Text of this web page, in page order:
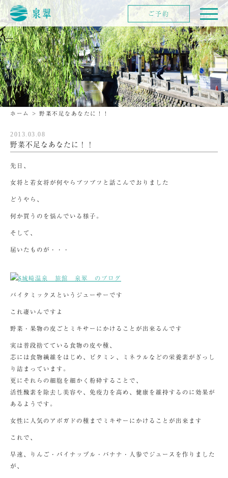
ホーム > 野菜不足なあなたに！！
2013.03.08
野菜不足なあなたに！！
先日、
女将と若女将が何やらブツブツと話こんでおりました
どうやら、
何か買うのを悩んでいる様子。
そして、
届いたものが・・・
バイタミックスというジューサーです
これ凄いんですよ
野菜・果物の皮ごとミキサーにかけることが出来るんです
実は普段捨てている食物の皮や種、
芯には食物繊維をはじめ、ビタミン、ミネラルなどの栄養素がぎっし
り詰まっています。
更にそれらの細胞を細かく粉砕することで、
活性酸素を除去し美容や、免疫力を高め、健康を維持するのに効果が
あるようです。
女性に人気のアボガドの種までミキサーにかけることが出来ます
これで、
早速、りんご・パイナップル・バナナ・人参でジュースを作りました
が、
ご予約